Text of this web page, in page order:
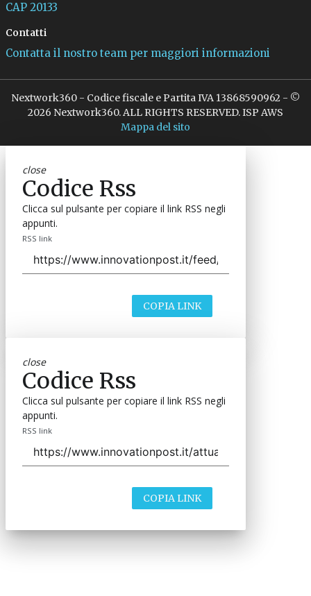
CAP 20133
Contatti
Contatta il nostro team per maggiori informazioni
Nextwork360 - Codice fiscale e Partita IVA 13868590962 - ©
2026 Nextwork360. ALL RIGHTS RESERVED. ISP AWS
Mappa del sito
close
Codice Rss
Clicca sul pulsante per copiare il link RSS negli
appunti.
RSS link
COPIA LINK
close
Codice Rss
Clicca sul pulsante per copiare il link RSS negli
appunti.
RSS link
COPIA LINK